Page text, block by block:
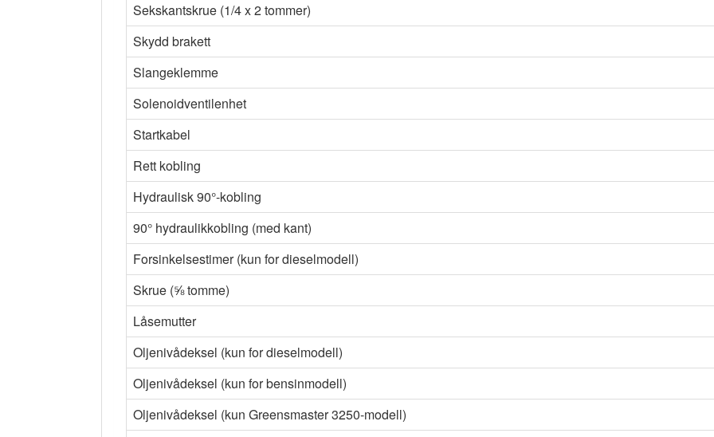
Sekskantskrue (1/4 x 2 tommer)
Skydd brakett
Slangeklemme
Solenoidventilenhet
Startkabel
Rett kobling
Hydraulisk 90°-kobling
90° hydraulikkobling (med kant)
Forsinkelsestimer (kun for dieselmodell)
Skrue (⅝ tomme)
Låsemutter
Oljenivådeksel (kun for dieselmodell)
Oljenivådeksel (kun for bensinmodell)
Oljenivådeksel (kun Greensmaster 3250-modell)